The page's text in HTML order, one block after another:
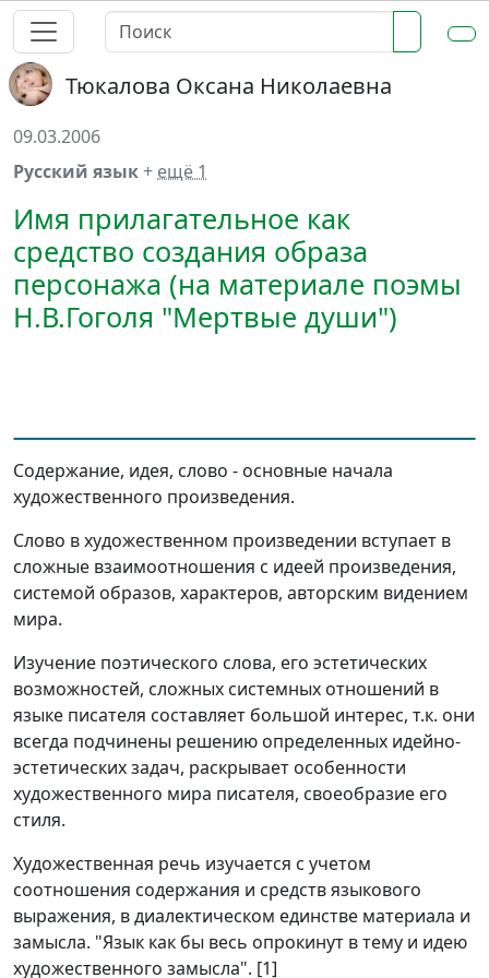
Тюкалова Оксана Николаевна
09.03.2006
Русский язык+ ещё 1
Имя прилагательное как
средство создания образа
персонажа (на материале поэмы
Н.В.Гоголя "Мертвые души")
Содержание, идея, слово - основные начала
художественного произведения.
Слово в художественном произведении вступает в
сложные взаимоотношения с идеей произведения,
системой образов, характеров, авторским видением
мира.
Изучение поэтического слова, его эстетических
возможностей, сложных системных отношений в
языке писателя составляет большой интерес, т.к. они
всегда подчинены решению определенных идейно-
эстетических задач, раскрывает особенности
художественного мира писателя, своеобразие его
стиля.
Художественная речь изучается с учетом
соотношения содержания и средств языкового
выражения, в диалектическом единстве материала и
замысла. "Язык как бы весь опрокинут в тему и идею
художественного замысла". [1]